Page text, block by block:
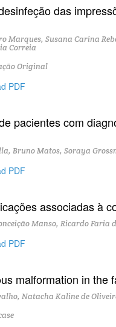
das
Susana Carina
Correia
Original
PDF
pacientes com
Bruno Matos, Soraya
PDF
associadas à
Manso, Ricardo Faria
PDF
malformation in the
Natacha Kaline de